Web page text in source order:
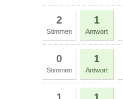
2
Stimmen
1
Antwort
0
Stimmen
1
Antwort